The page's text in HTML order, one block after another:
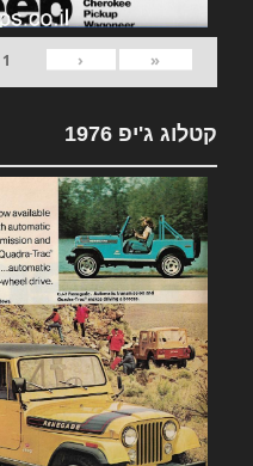
«
‹
1
קטלוג ג'יפ 1976